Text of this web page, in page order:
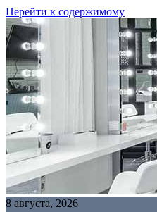
Перейти к содержимому
8 августа, 2026